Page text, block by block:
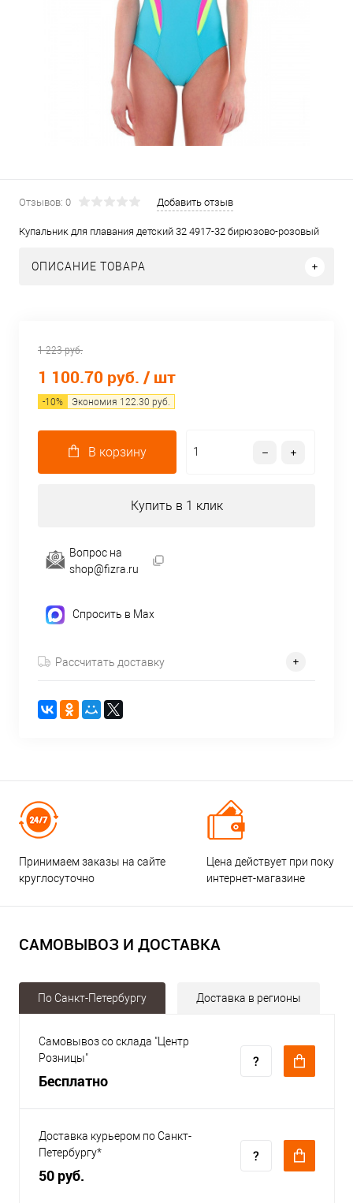
Отзывов: 0 Добавить отзыв
Купальник для плавания детский 32 4917-32 бирюзово-розовый
ОПИСАНИЕ ТОВАРА
1 223 руб.
1 100.70 руб. / шт
-10% Экономия 122.30 руб.
В корзину
Купить в 1 клик
Вопрос на
shop@fizra.ru
Спросить в Max
Рассчитать доставку
Принимаем заказы на сайте
круглосуточно
Цена действует при
интернет-магазине
САМОВЫВОЗ И ДОСТАВКА
По Санкт-Петербургу Доставка в регионы
Самовывоз со склада "Центр
Розницы"
Бесплатно
Доставка курьером по Санкт-
Петербургу*
50 руб.